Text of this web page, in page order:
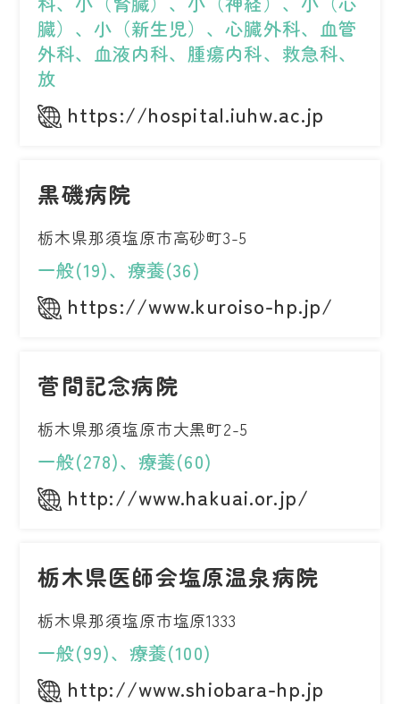
臓）、小（新生児）、心臓外科、血管
外科、血液内科、腫瘍内科、救急科、
放
https://hospital.iuhw.ac.jp
黒磯病院
栃木県那須塩原市高砂町3-5
一般(19)、療養(36)
https://www.kuroiso-hp.jp/
菅間記念病院
栃木県那須塩原市大黒町2-5
一般(278)、療養(60)
http://www.hakuai.or.jp/
栃木県医師会塩原温泉病院
栃木県那須塩原市塩原1333
一般(99)、療養(100)
http://www.shiobara-hp.jp